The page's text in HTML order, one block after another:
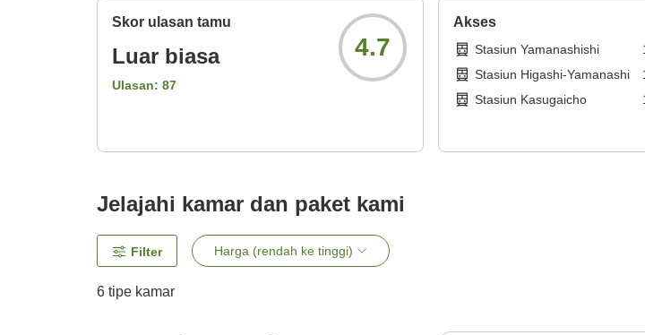
Skor ulasan tamu
Luar biasa
Ulasan: 87
4.7
Akses
Stasiun Yamanashishi
Stasiun Higashi-Yamanashi
Stasiun Kasugaicho
Jelajahi kamar dan paket kami
Filter Harga (rendah ke tinggi)
6 tipe kamar